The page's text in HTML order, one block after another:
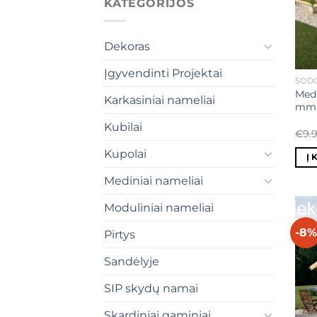
KATEGORIJOS
Dekoras
Įgyvendinti Projektai
Karkasiniai nameliai
Kubilai
Kupolai
Mediniai nameliai
Moduliniai nameliai
Pirtys
Sandėlyje
SIP skydų namai
mm
€
Į
-8%